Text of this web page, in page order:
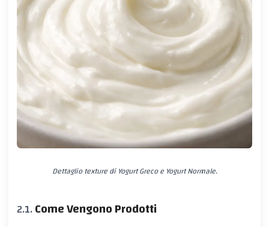
Dettaglio texture di Yogurt Greco e Yogurt Normale.
Come Vengono Prodotti